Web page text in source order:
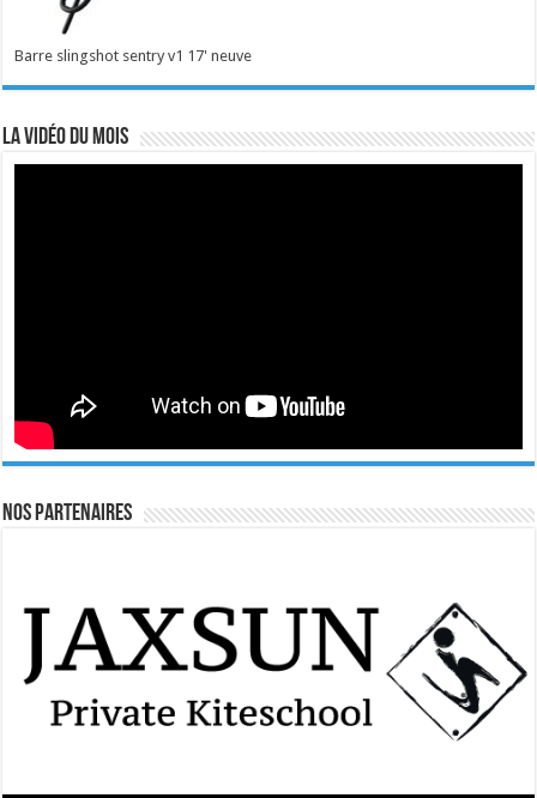
Barre slingshot sentry v1 17' neuve
La vidéo du mois
Nos Partenaires